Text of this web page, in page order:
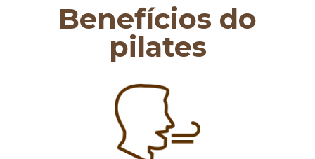
Benefícios do
pilates